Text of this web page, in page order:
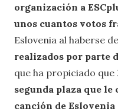
organización a
unos cuantos votos
Eslovenia al haberse
realizados por parte
que ha propiciado que
segunda plaza que le
canción de Eslovenia